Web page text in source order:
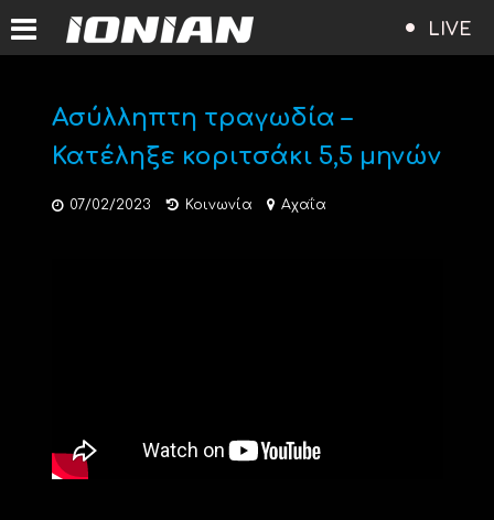
LIVE
Ασύλληπτη τραγωδία –
Κατέληξε κοριτσάκι 5,5 μηνών
07/02/2023 Κοινωνία Αχαΐα